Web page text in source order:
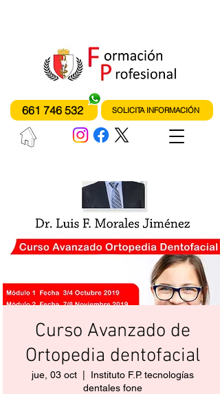
661 746 532 SOLICITA INFORMACIÓN
Curso Avanzado de
Ortopedia dentofacial
jue, 03 oct
Instituto F.P. tecnologías
dentales fone